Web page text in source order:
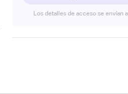
Los detalles de acceso se envían